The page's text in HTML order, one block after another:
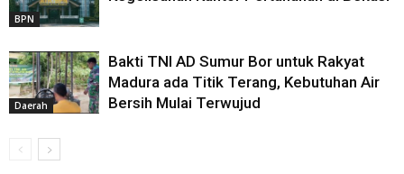
BPN
Daerah
Bakti TNI AD Sumur Bor untuk Rakyat
Madura ada Titik Terang, Kebutuhan Air
Bersih Mulai Terwujud